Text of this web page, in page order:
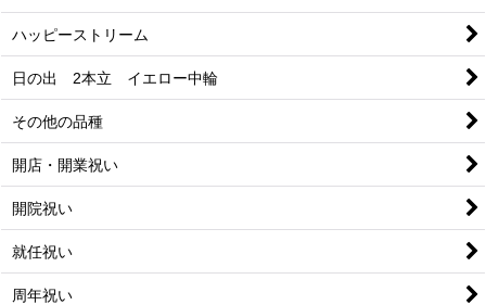
ハッピーストリーム
日の出 2本立 イエロー中輪
その他の品種
開店・開業祝い
開院祝い
就任祝い
周年祝い